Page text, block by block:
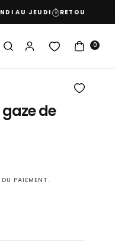
JEUDI RETOUR GRATUIT
0
de
PAIEMENT.